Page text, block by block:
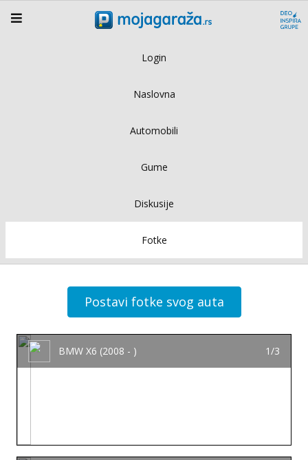
Login
Naslovna
Automobili
Gume
Diskusije
Fotke
Postavi fotke svog auta
BMW X6 (2008 - ) 1/3